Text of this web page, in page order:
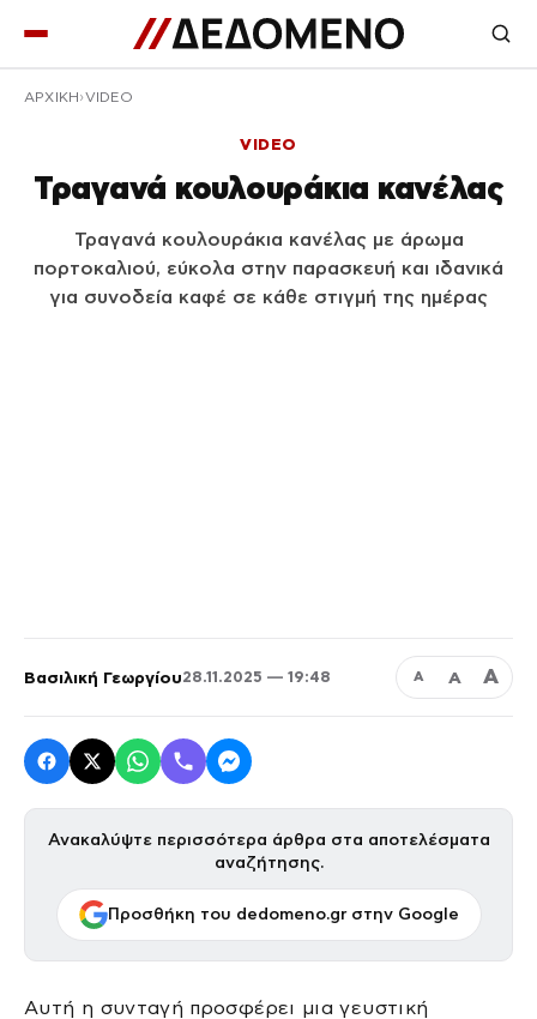
ΑΡΧΙΚΉ VIDEO
VIDEO
Τραγανά κουλουράκια κανέλας
Τραγανά κουλουράκια κανέλας με άρωμα
πορτοκαλιού, εύκολα στην παρασκευή και ιδανικά
για συνοδεία καφέ σε κάθε στιγμή της ημέρας
Βασιλική Γεωργίου28.11.2025 — 19:48 Α Α Α
Ανακαλύψτε περισσότερα άρθρα στα αποτελέσματα
αναζήτησης.
Προσθήκη του dedomeno.gr στην Google
Αυτή η συνταγή προσφέρει μια γευστική